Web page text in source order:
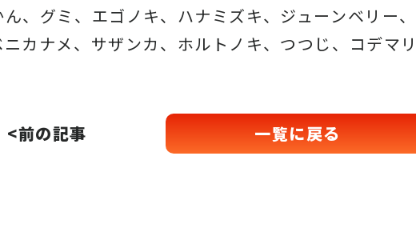
、グミ、エゴノキ、ハナミズキ、ジューンベリー
カナメ、サザンカ、ホルトノキ、つつじ、コデマリ
<前の記事 一覧に戻る